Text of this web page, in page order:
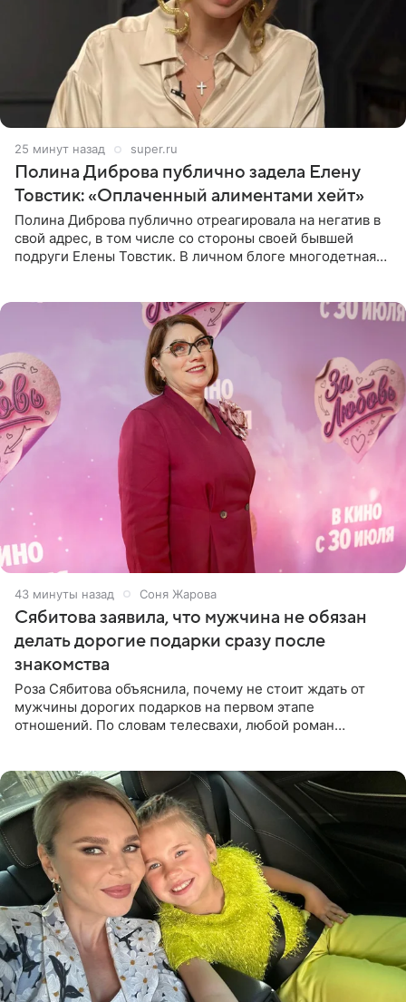
25 минут назад super.ru
Полина Диброва публично задела Елену
Товстик: «Оплаченный алиментами хейт»
Полина Диброва публично отреагировала на негатив в
свой адрес, в том числе со стороны своей бывшей
подруги Елены Товстик. В личном блоге многодетная
43 минуты назад Соня Жарова
Сябитова заявила, что мужчина не обязан
делать дорогие подарки сразу после
знакомства
Роза Сябитова объяснила, почему не стоит ждать от
мужчины дорогих подарков на первом этапе
отношений. По словам телесвахи, любой роман